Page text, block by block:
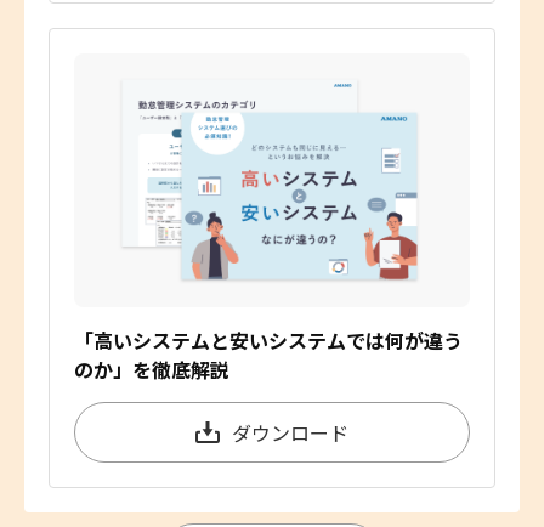
「高いシステムと安いシステムでは何が違う
のか」を徹底解説
ダウンロード